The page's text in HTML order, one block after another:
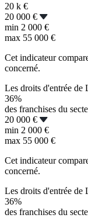
20 k €
20 000 €
min 2 000 €
max 55 000 €
Cet indicateur
concerné.
Les droits d'entrée de
36%
des franchises du
20 000 €
min 2 000 €
max 55 000 €
Cet indicateur
concerné.
Les droits d'entrée de
36%
des franchises du